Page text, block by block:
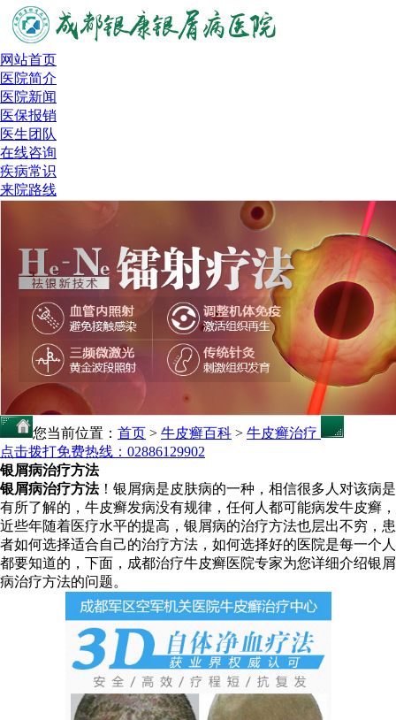
网站首页
医院简介
医院新闻
医保报销
医生团队
在线咨询
疾病常识
来院路线
您当前位置： 首页 > 牛皮癣百科 > 牛皮癣治疗
点击拨打免费热线：02886129902
银屑病治疗方法
银屑病治疗方法！银屑病是皮肤病的一种，相信很多人对该病是
有所了解的，牛皮癣发病没有规律，任何人都可能病发牛皮癣，
近些年随着医疗水平的提高，银屑病的治疗方法也层出不穷，患
者如何选择适合自己的治疗方法，如何选择好的医院是每一个人
都要知道的，下面，成都治疗牛皮癣医院专家为您详细介绍银屑
病治疗方法的问题。